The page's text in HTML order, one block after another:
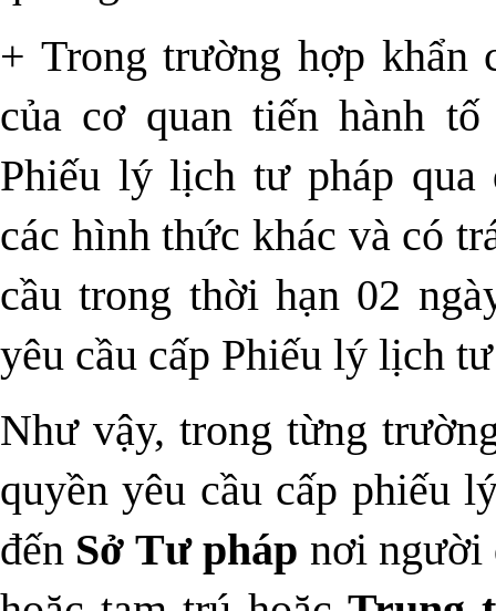
+ Trong trường hợp khẩn
của cơ quan tiến hành
Phiếu lý lịch tư pháp qua
các hình thức khác và có
cầu trong thời hạn 02
yêu cầu cấp Phiếu lý lịch
Như vậy, trong từng
quyền yêu cầu cấp phiếu
đến Sở Tư pháp nơi người